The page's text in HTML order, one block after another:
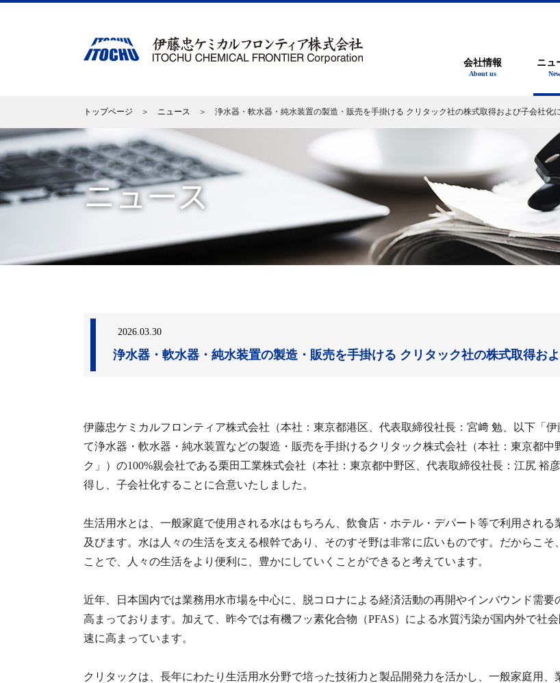
会社情報
About us
ニュ
トップページ ＞ ニュース ＞ 浄水器・軟水器・純水装置の製造・販売を手掛ける クリタック社の株式取得および子会社化
ニュース
2026.03.30
浄水器・軟水器・純水装置の製造・販売を手掛ける クリタック社の株式取得お
伊藤忠ケミカルフロンティア株式会社（本社：東京都港区、代表取締役社長：宮﨑 勉、以下「
て浄水器・軟水器・純水装置などの製造・販売を手掛けるクリタック株式会社（本社：東京都
ク」）の100%親会社である栗田工業株式会社（本社：東京都中野区、代表取締役社長：江尻 裕
得し、子会社化することに合意いたしました。
生活用水とは、一般家庭で使用される水はもちろん、飲食店・ホテル・デパート等で利用され
及びます。水は人々の生活を支える根幹であり、そのすそ野は非常に広いものです。だからこ
ことで、人々の生活をより便利に、豊かにしていくことができると考えています。
近年、日本国内では業務用水市場を中心に、脱コロナによる経済活動の再開やインバウンド需
高まっております。加えて、昨今では有機フッ素化合物（PFAS）による水質汚染が国内外で社
速に高まっています。
クリタックは、長年にわたり生活用水分野で培った技術力と製品開発力を活かし、一般家庭用